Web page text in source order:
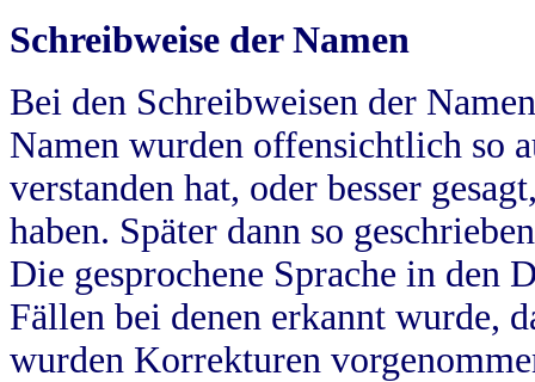
Schreibweise der Namen
Bei den Schreibweisen der
Namen wurden offensichtlich so
verstanden hat, oder besser
haben. Später dann so
Die gesprochene Sprache in
Fällen bei denen erkannt wurde,
wurden Korrekturen